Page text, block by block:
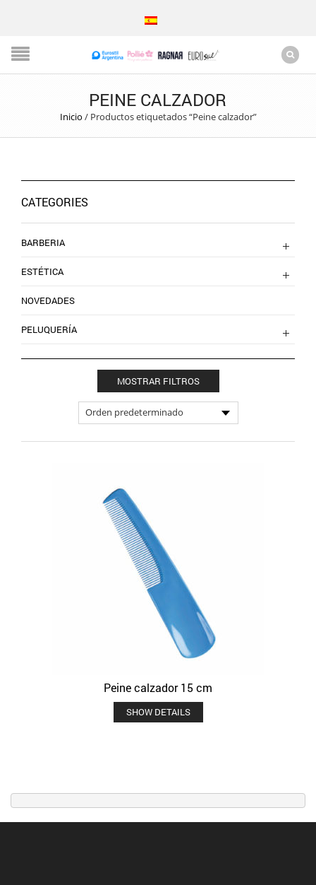
PEINE CALZADOR
Inicio / Productos etiquetados “Peine calzador”
MOSTRAR FILTROS
Peine calzador 15 cm
SHOW DETAILS
CATEGORIES
BARBERIA
ESTÉTICA
NOVEDADES
PELUQUERÍA